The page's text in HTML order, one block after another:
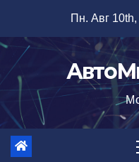
содержимому
Пн. Авг